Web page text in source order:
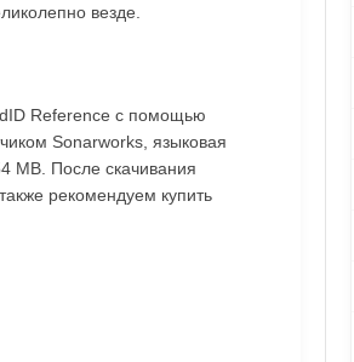
везде.
Reference с помощью
Sonarworks, языковая
MB. После скачивания
рекомендуем купить